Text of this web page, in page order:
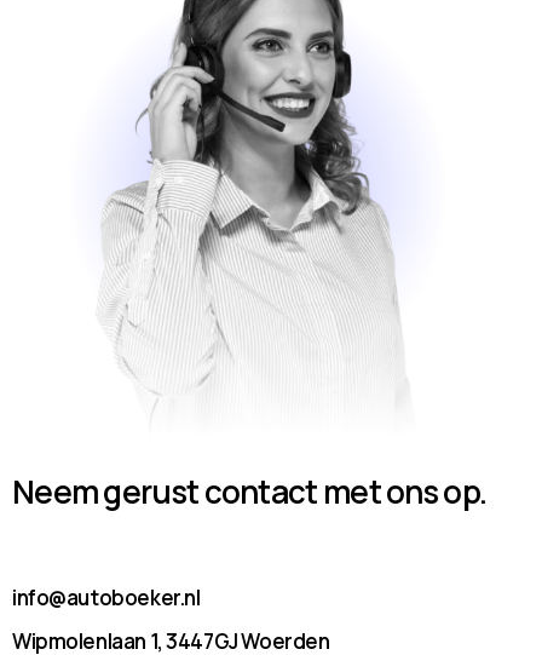
Neem gerust contact met ons op.
info@autoboeker.nl
Wipmolenlaan 1, 3447GJ Woerden